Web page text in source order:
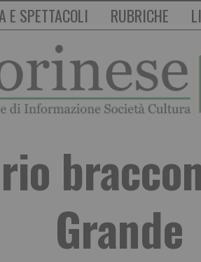
E SPETTACOLI RUBRICHE
Grande